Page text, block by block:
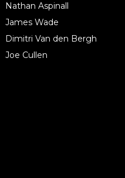
Nathan Aspinall
James Wade
Dimitri Van den Bergh
Joe Cullen